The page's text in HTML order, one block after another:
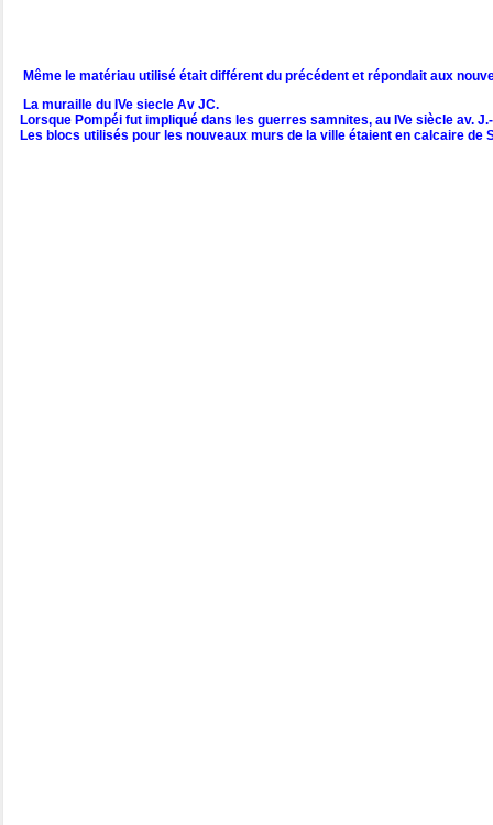
Même le matériau utilisé était différent du précédent et répondait aux
La muraille du IVe siecle Av JC.
Lorsque Pompéi fut impliqué dans les guerres samnites, au IVe siècle
Les blocs utilisés pour les nouveaux murs de la ville étaient en calcaire